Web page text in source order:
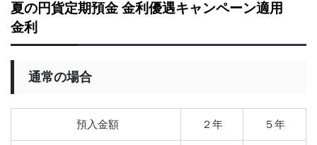
夏の円貨定期預金 金利優遇キャンペーン適用
金利
通常の場合
預入金額 ２年 ５年